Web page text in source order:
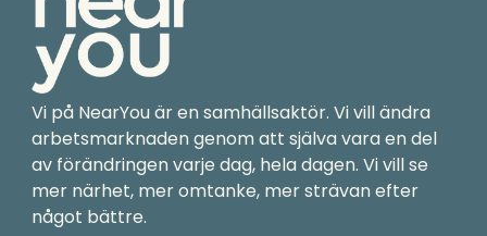
Vi på NearYou är en samhällsaktör. Vi vill ändra
arbetsmarknaden genom att själva vara en del
av förändringen varje dag, hela dagen. Vi vill se
mer närhet, mer omtanke, mer strävan efter
något bättre.